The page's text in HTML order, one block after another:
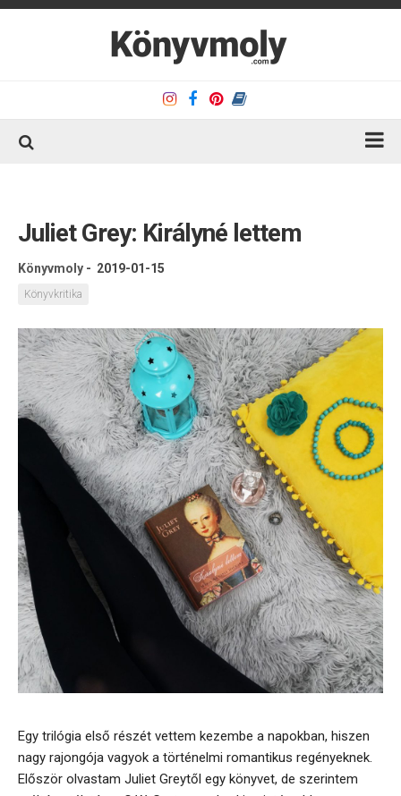
Könyvajánló
Kapcsolat
Könyveim
Rólam
Juliet Grey: Királyné lettem
Könyvmoly - 2019-01-15
Könyvkritika
Egy trilógia első részét vettem kezembe a napokban, hiszen
nagy rajongója vagyok a történelmi romantikus regényeknek.
Először olvastam Juliet Greytől egy könyvet, de szerintem